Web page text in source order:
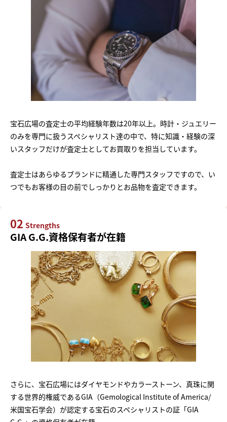
宝石広場の査定士の平均経験年数は20年以上。時計・ジュエリー
のみを専門に扱うスペシャリスト達の中で、特に知識・経験の深
いスタッフだけが査定士としてお買取りを担当しています。
査定士はあらゆるブランドに精通した専門スタッフですので、い
つでもお客様の目の前でしっかりとお品物を査定できます。
02 Strengths
GIA G.G.資格保有者が在籍
さらに、宝石広場にはダイヤモンドやカラーストーン、真珠に関
する世界的権威であるGIA（Gemological Institute of America/
米国宝石学会）が認定する宝石のスペシャリストの証「GIA